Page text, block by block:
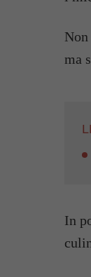
ma
In